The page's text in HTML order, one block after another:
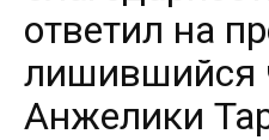
ответил на
лишившийся
Анжелики